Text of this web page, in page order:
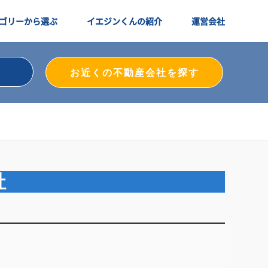
リーから選ぶ イエジンくんの紹介 運営会社
お近くの不動産会社を探す